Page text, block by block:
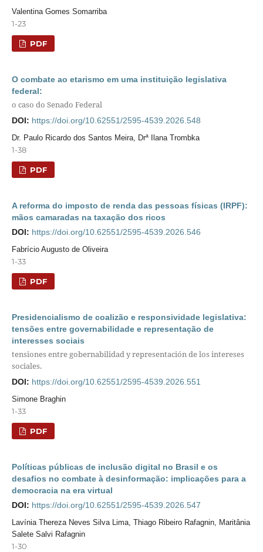
Valentina Gomes Somarriba
1-23
PDF
O combate ao etarismo em uma instituição legislativa
federal:
o caso do Senado Federal
DOI: https://doi.org/10.62551/2595-4539.2026.548
Dr. Paulo Ricardo dos Santos Meira, Drª Ilana Trombka
1-38
PDF
A reforma do imposto de renda das pessoas físicas (IRPF):
mãos camaradas na taxação dos ricos
DOI: https://doi.org/10.62551/2595-4539.2026.546
Fabrício Augusto de Oliveira
1-33
PDF
Presidencialismo de coalizão e responsividade legislativa:
tensões entre governabilidade e representação de
interesses sociais
tensiones entre gobernabilidad y representación de los intereses
sociales.
DOI: https://doi.org/10.62551/2595-4539.2026.551
Simone Braghin
1-33
PDF
Políticas públicas de inclusão digital no Brasil e os
desafios no combate à desinformação: implicações para a
democracia na era virtual
DOI: https://doi.org/10.62551/2595-4539.2026.547
Lavínia Thereza Neves Silva Lima, Thiago Ribeiro Rafagnin, Maritânia
Salete Salvi Rafagnin
1-30